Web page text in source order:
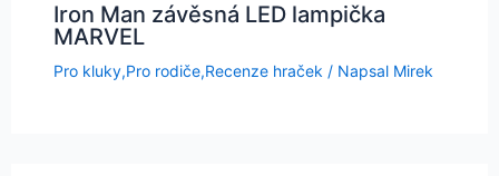
Iron Man závěsná LED lampička
MARVEL
Pro kluky,Pro rodiče,Recenze hraček / Napsal Mirek